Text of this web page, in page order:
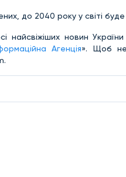
до 2040 року у світі буде
найсвіжіших новин
Агенція». Щоб не